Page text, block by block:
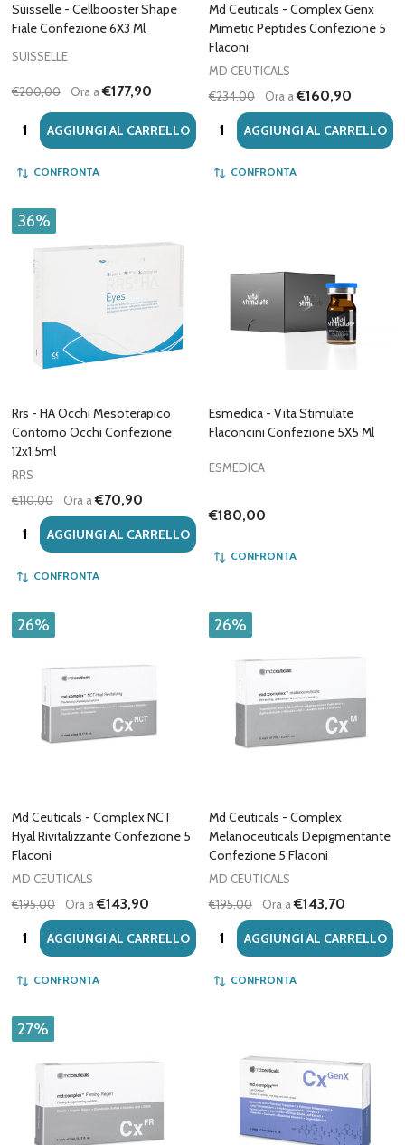
Suisselle - Cellbooster Shape
Fiale Confezione 6X3 Ml
SUISSELLE
€200,00 Ora a€177,90
Quantità:AGGIUNGI AL CARRELLO
CONFRONTA
Md Ceuticals - Complex Genx
Mimetic Peptides Confezione 5
Flaconi
MD CEUTICALS
€234,00
Ora a€160,90
Quantità:AGGIUNGI AL CARRELLO
CONFRONTA
36%
Rrs - HA Occhi Mesoterapico
Contorno Occhi Confezione
12x1,5ml
RRS
€110,00
Ora a€70,90
Quantità:AGGIUNGI AL CARRELLO
CONFRONTA
Esmedica - Vita Stimulate
Flaconcini Confezione 5X5 Ml
ESMEDICA
€180,00
CONFRONTA
26%
Md Ceuticals - Complex NCT
Hyal Rivitalizzante Confezione 5
Flaconi
MD CEUTICALS
€195,00
Ora a€143,90
Quantità:AGGIUNGI AL CARRELLO
CONFRONTA
26%
Md Ceuticals - Complex
Melanoceuticals Depigmentante
Confezione 5 Flaconi
MD CEUTICALS
€195,00
Ora a€143,70
Quantità:AGGIUNGI AL CARRELLO
CONFRONTA
27%